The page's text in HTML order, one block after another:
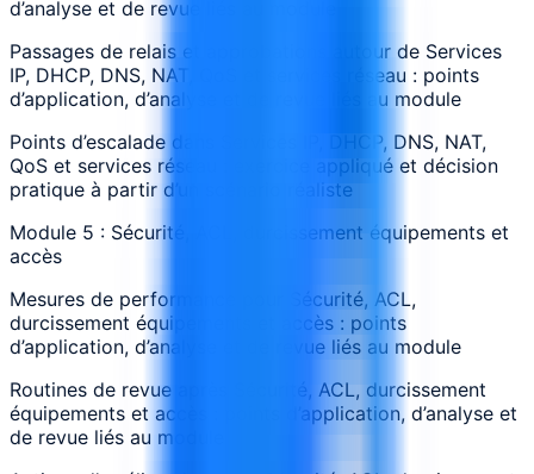
d’analyse et de revue liés au module
Passages de relais et approbations autour de Services
IP, DHCP, DNS, NAT, QoS et services réseau : points
d’application, d’analyse et de revue liés au module
Points d’escalade dans Services IP, DHCP, DNS, NAT,
QoS et services réseau : exercice appliqué et décision
pratique à partir d’un scénario réaliste
Module 5 : Sécurité, ACL, durcissement équipements et
accès
Mesures de performance pour Sécurité, ACL,
durcissement équipements et accès : points
d’application, d’analyse et de revue liés au module
Routines de revue après Sécurité, ACL, durcissement
équipements et accès : points d’application, d’analyse et
de revue liés au module